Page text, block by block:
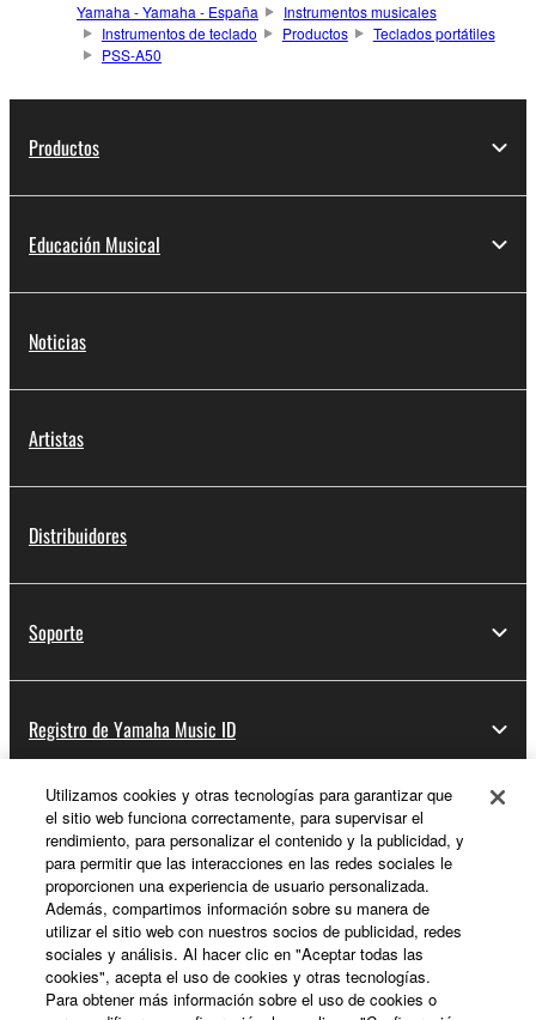
Yamaha - Yamaha - España
Instrumentos musicales
Instrumentos de teclado
Productos
Teclados portátiles
PSS-A50
Productos
Educación Musical
Noticias
Artistas
Distribuidores
Soporte
Registro de Yamaha Music ID
Acerca de Yamaha
España - Spanish
Empresa
Utilizamos cookies y otras tecnologías para garantizar que
el sitio web funciona correctamente, para supervisar el
rendimiento, para personalizar el contenido y la publicidad, y
para permitir que las interacciones en las redes sociales le
proporcionen una experiencia de usuario personalizada.
Además, compartimos información sobre su manera de
utilizar el sitio web con nuestros socios de publicidad, redes
sociales y análisis. Al hacer clic en "Aceptar todas las
cookies", acepta el uso de cookies y otras tecnologías.
Para obtener más información sobre el uso de cookies o